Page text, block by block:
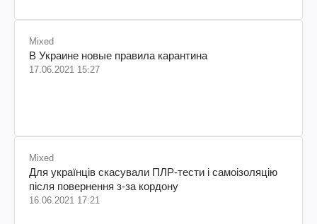
Mixed
В Украине новые правила карантина
17.06.2021 15:27
Mixed
Для українців скасували ПЛР-тести і самоізоляцію
після повернення з-за кордону
16.06.2021 17:21